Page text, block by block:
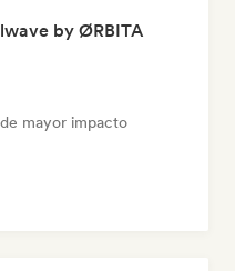
by ØRBITA
mayor impacto